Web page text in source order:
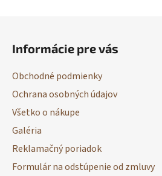
Informácie pre vás
Obchodné podmienky
Ochrana osobných údajov
Všetko o nákupe
Galéria
Reklamačný poriadok
Formulár na odstúpenie od zmluvy